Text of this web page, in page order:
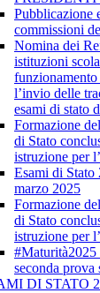
Pubblicazione
commissioni
Nomina dei
istituzioni
l’invio delle
esami di stato
Formazione
di Stato
istruzione per
Esami di Stato
marzo 2025
Formazione
di Stato
istruzione per
seconda prova
DI STATO